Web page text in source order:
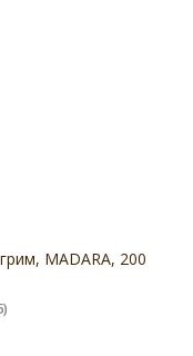
MADARA, 200